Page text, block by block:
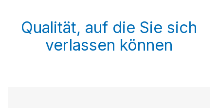
Qualität, auf die Sie sich
verlassen können